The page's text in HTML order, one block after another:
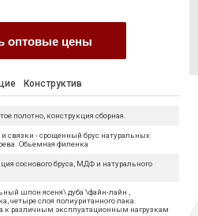
оптовые цены
Конструктив
полотно, конструкция сборная.
связки - срощенный брус натуральных
Обьемная филенка
соснового бруса, МДФ и натурального
шпон ясеня\ дуба \файн-лайн ,
четыре слоя полиуританного лака.
к различным эксплуатационным нагрузкам